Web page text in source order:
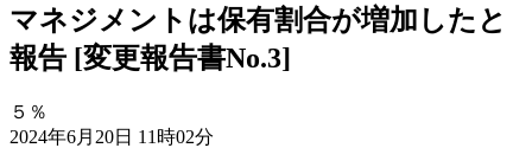
マネジメントは保有割合が増加したと
報告 [変更報告書No.3]
５％
2024年6月20日 11時02分